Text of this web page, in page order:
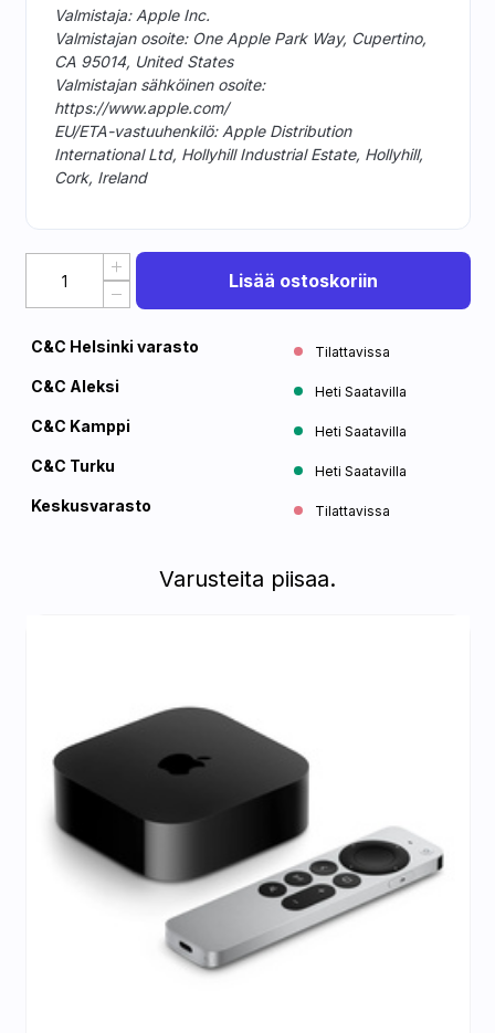
Valmistaja: Apple Inc.
Valmistajan osoite: One Apple Park Way, Cupertino,
CA 95014, United States
Valmistajan sähköinen osoite:
https://www.apple.com/
EU/ETA-vastuuhenkilö: Apple Distribution
International Ltd, Hollyhill Industrial Estate, Hollyhill,
Cork, Ireland
Lisää ostoskoriin
C&C Helsinki varasto Tilattavissa
C&C Aleksi Heti Saatavilla
C&C Kamppi Heti Saatavilla
C&C Turku Heti Saatavilla
Keskusvarasto Tilattavissa
Varusteita piisaa.